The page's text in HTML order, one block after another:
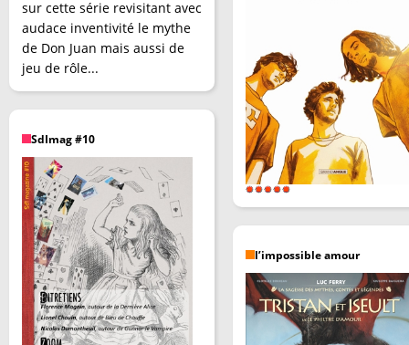
sur cette série revisitant avec
audace inventivité le mythe
de Don Juan mais aussi de
jeu de rôle...
SdImag #10
l’impossible amour